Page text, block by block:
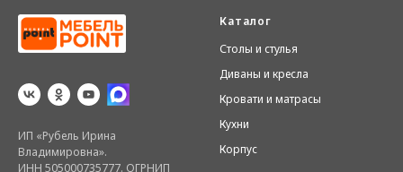
ИП «Рубель Ирина
Владимировна».
ИНН 505000735777. ОГРНИП
Каталог
Столы и стулья
Диваны и кресла
Кровати и матрасы
Кухни
Корпус